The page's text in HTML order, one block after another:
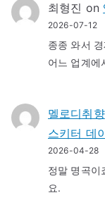
최형진 on
2026-07-12
종종 와서
어느 업계에
멜로디취향
스키터 데
2026-04-28
정말 명곡이
요.